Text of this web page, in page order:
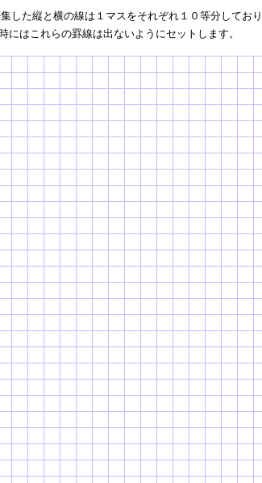
た縦と横の線は１マスをそれぞれ１０等分してお
はこれらの罫線は出ないようにセットします。